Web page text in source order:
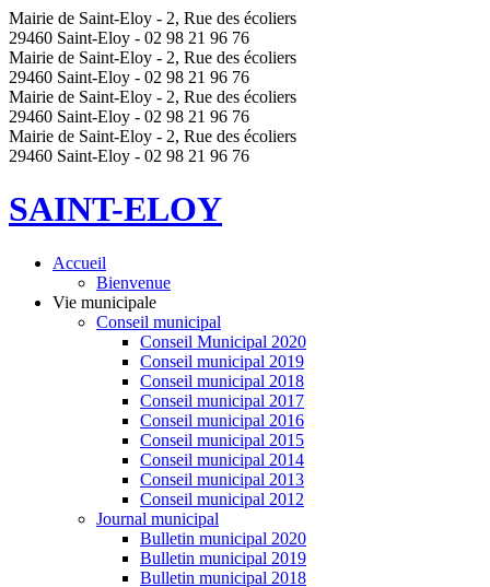
Mairie de Saint-Eloy - 2, Rue des écoliers
29460 Saint-Eloy - 02 98 21 96 76
Mairie de Saint-Eloy - 2, Rue des écoliers
29460 Saint-Eloy - 02 98 21 96 76
Mairie de Saint-Eloy - 2, Rue des écoliers
29460 Saint-Eloy - 02 98 21 96 76
Mairie de Saint-Eloy - 2, Rue des écoliers
29460 Saint-Eloy - 02 98 21 96 76
SAINT-ELOY
Accueil
Bienvenue
Vie municipale
Conseil municipal
Conseil Municipal 2020
Conseil municipal 2019
Conseil municipal 2018
Conseil municipal 2017
Conseil municipal 2016
Conseil municipal 2015
Conseil municipal 2014
Conseil municipal 2013
Conseil municipal 2012
Journal municipal
Bulletin municipal 2020
Bulletin municipal 2019
Bulletin municipal 2018